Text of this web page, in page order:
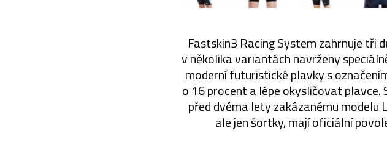
Fastskin3 Racing System zahrnuje tři
v několika variantách navrženy
moderní futuristické plavky s
o 16 procent a lépe okysličovat
před dvěma lety zakázanému modelu
ale jen šortky, mají oficiální